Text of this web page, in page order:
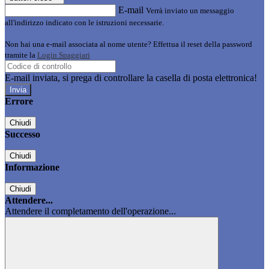
E-mail Verrà inviato un messaggio
all'indirizzo indicato con le istruzioni necessarie.
Non hai una e-mail associata al nome utente? Effettua il reset della password
tramite la Login Spaggiari
E-mail inviata, si prega di controllare la casella di posta elettronica!
Errore
Chiudi
Successo
Chiudi
Informazione
Chiudi
Attendere...
Attendere il completamento dell'operazione...